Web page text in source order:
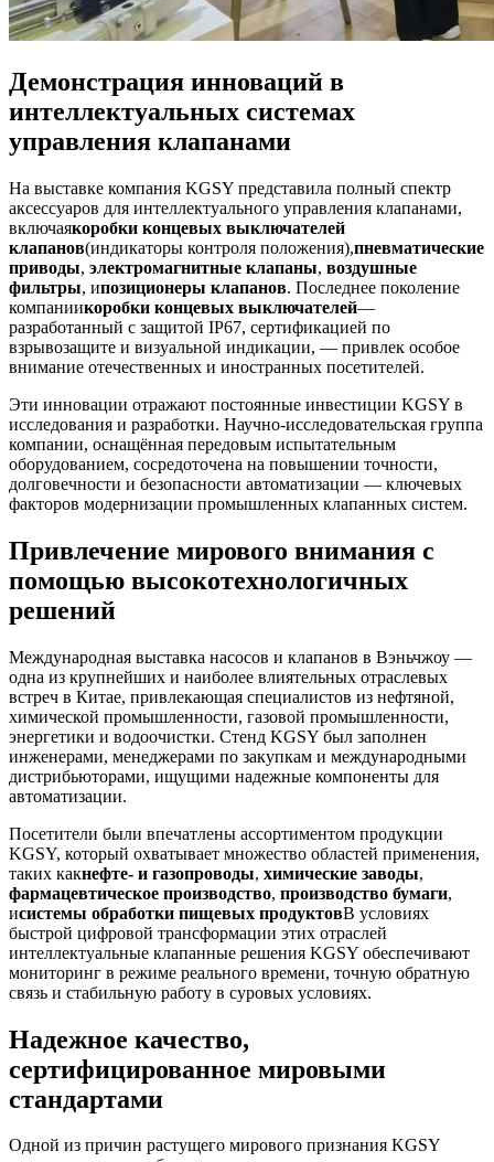
Демонстрация инноваций в
интеллектуальных системах
управления клапанами
На выставке компания KGSY представила полный спектр
аксессуаров для интеллектуального управления клапанами,
включаякоробки концевых выключателей
клапанов(индикаторы контроля положения),пневматические
приводы, электромагнитные клапаны, воздушные
фильтры, ипозиционеры клапанов. Последнее поколение
компаниикоробки концевых выключателей—
разработанный с защитой IP67, сертификацией по
взрывозащите и визуальной индикации, — привлек особое
внимание отечественных и иностранных посетителей.
Эти инновации отражают постоянные инвестиции KGSY в
исследования и разработки. Научно-исследовательская группа
компании, оснащённая передовым испытательным
оборудованием, сосредоточена на повышении точности,
долговечности и безопасности автоматизации — ключевых
факторов модернизации промышленных клапанных систем.
Привлечение мирового внимания с
помощью высокотехнологичных
решений
Международная выставка насосов и клапанов в Вэньчжоу —
одна из крупнейших и наиболее влиятельных отраслевых
встреч в Китае, привлекающая специалистов из нефтяной,
химической промышленности, газовой промышленности,
энергетики и водоочистки. Стенд KGSY был заполнен
инженерами, менеджерами по закупкам и международными
дистрибьюторами, ищущими надежные компоненты для
автоматизации.
Посетители были впечатлены ассортиментом продукции
KGSY, который охватывает множество областей применения,
таких какнефте- и газопроводы, химические заводы,
фармацевтическое производство, производство бумаги,
исистемы обработки пищевых продуктовВ условиях
быстрой цифровой трансформации этих отраслей
интеллектуальные клапанные решения KGSY обеспечивают
мониторинг в режиме реального времени, точную обратную
связь и стабильную работу в суровых условиях.
Надежное качество,
сертифицированное мировыми
стандартами
Одной из причин растущего мирового признания KGSY